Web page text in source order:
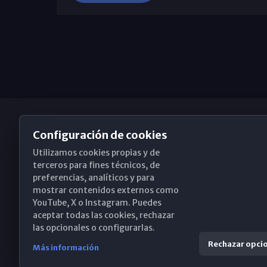
Obispado de Málaga
Santa María, 18-20. 29015 Málaga
(+34) 952 224 386
Configuración de cookies
Utilizamos cookies propias y de
terceros para fines técnicos, de
preferencias, analíticos y para
mostrar contenidos externos como
YouTube, X o Instagram. Puedes
aceptar todas las cookies, rechazar
las opcionales o configurarlas.
Más información Rechazar